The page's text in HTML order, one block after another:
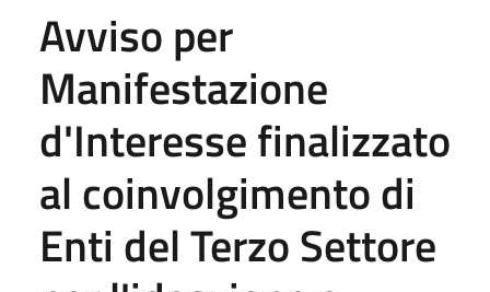
Avviso per
Manifestazione
d'Interesse finalizzato
al coinvolgimento di
Enti del Terzo Settore